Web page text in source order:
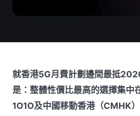
就香港5G月費計劃邊間最抵
是：整體性價比最高的選擇集中
1O1O及中國移動香港（CMHK